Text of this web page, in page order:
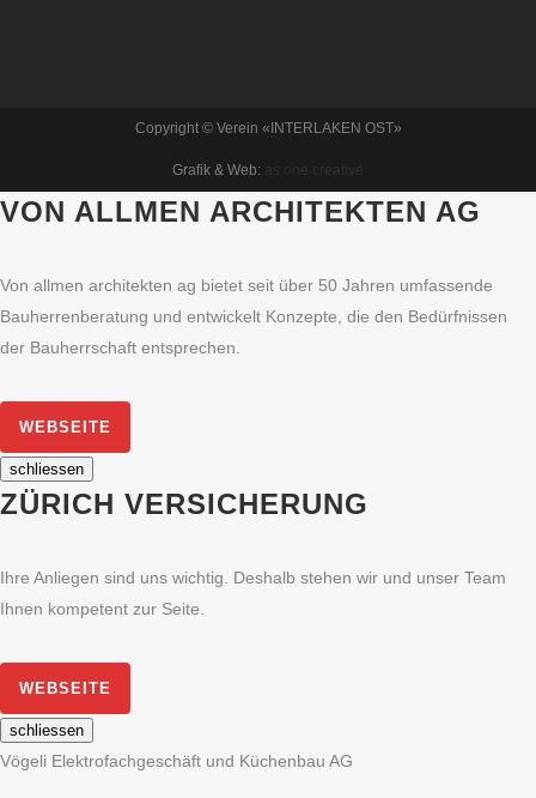
Copyright © Verein «INTERLAKEN OST»
Grafik & Web:
VON ALLMEN ARCHITEKTEN AG
Von allmen architekten ag bietet seit über 50 Jahren umfassende
Bauherrenberatung und entwickelt Konzepte, die den Bedürfnissen
der Bauherrschaft entsprechen.
WEBSEITE
schliessen
ZÜRICH VERSICHERUNG
Ihre Anliegen sind uns wichtig. Deshalb stehen wir und unser Team
Ihnen kompetent zur Seite.
WEBSEITE
schliessen
Vögeli Elektrofachgeschäft und Küchenbau AG